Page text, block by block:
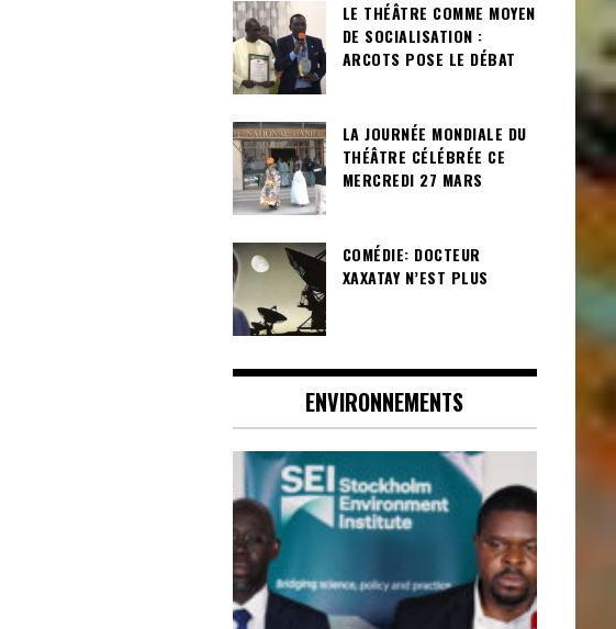
LE THÉÂTRE COMME MOYEN
DE SOCIALISATION :
ARCOTS POSE LE DÉBAT
LA JOURNÉE MONDIALE DU
THÉÂTRE CÉLÉBRÉE CE
MERCREDI 27 MARS
COMÉDIE: DOCTEUR
XAXATAY N’EST PLUS
ENVIRONNEMENTS